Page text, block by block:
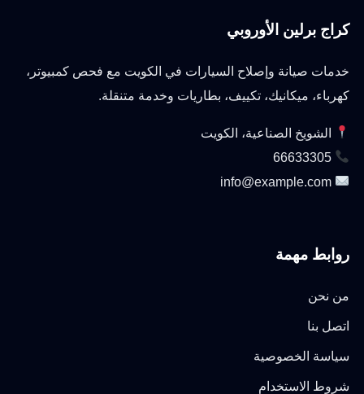
كراج برلين الأوروبي
خدمات صيانة وإصلاح السيارات في الكويت مع فحص كمبيوتر،
كهرباء، ميكانيك، تكييف، بطاريات وخدمة متنقلة.
الشويخ الصناعية، الكويت
66633305
info@example.com
روابط مهمة
من نحن
اتصل بنا
سياسة الخصوصية
شروط الاستخدام